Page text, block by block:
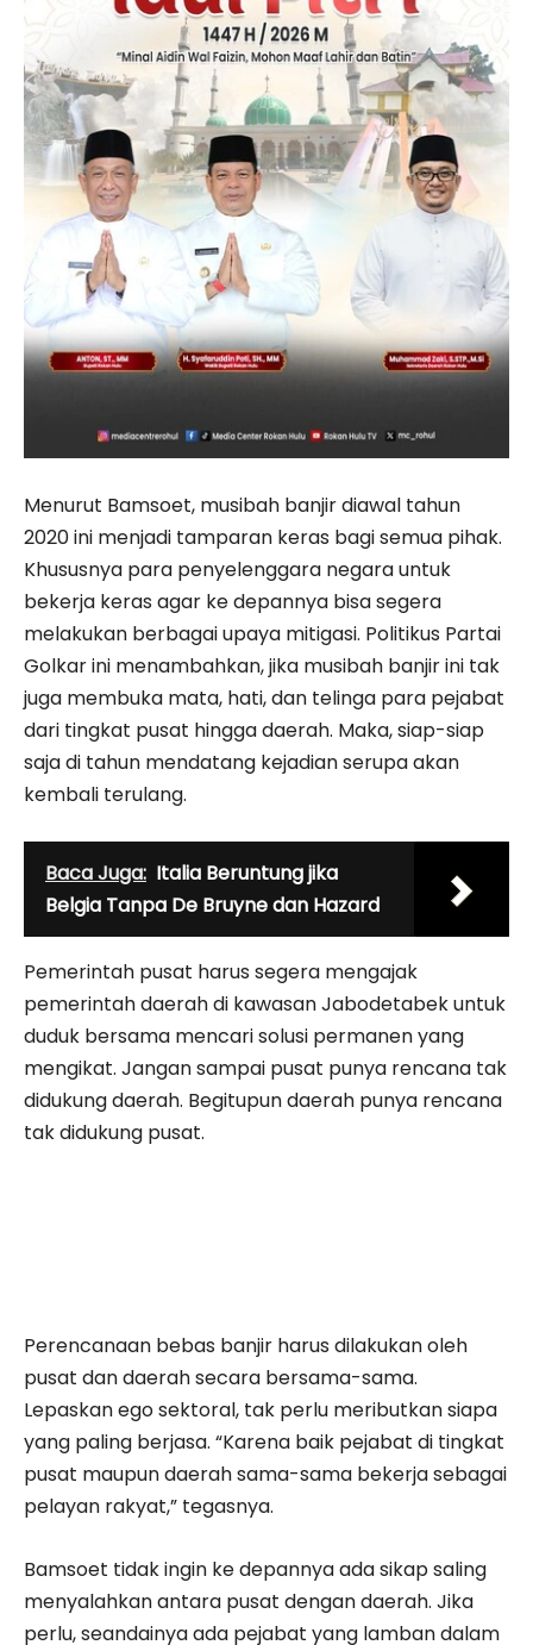
Menurut Bamsoet, musibah banjir diawal tahun
2020 ini menjadi tamparan keras bagi semua pihak.
Khususnya para penyelenggara negara untuk
bekerja keras agar ke depannya bisa segera
melakukan berbagai upaya mitigasi. Politikus Partai
Golkar ini menambahkan, jika musibah banjir ini tak
juga membuka mata, hati, dan telinga para pejabat
dari tingkat pusat hingga daerah. Maka, siap-siap
saja di tahun mendatang kejadian serupa akan
kembali terulang.
Baca Juga: Italia Beruntung jika
Belgia Tanpa De Bruyne dan Hazard
Pemerintah pusat harus segera mengajak
pemerintah daerah di kawasan Jabodetabek untuk
duduk bersama mencari solusi permanen yang
mengikat. Jangan sampai pusat punya rencana tak
didukung daerah.‎ Begitupun daerah punya rencana
tak didukung pusat.
Perencanaan bebas banjir harus dilakukan oleh
pusat dan daerah secara bersama-sama.
Lepaskan ego sektoral, tak perlu meributkan siapa
yang paling berjasa. “Karena baik pejabat di tingkat
pusat maupun daerah sama-sama bekerja sebagai
pelayan rakyat,” tegasnya.
Bamsoet tidak ingin ke depannya ada sikap saling
menyalahkan antara pusat dengan daerah. Jika
perlu, seandainya ada pejabat yang lamban dalam